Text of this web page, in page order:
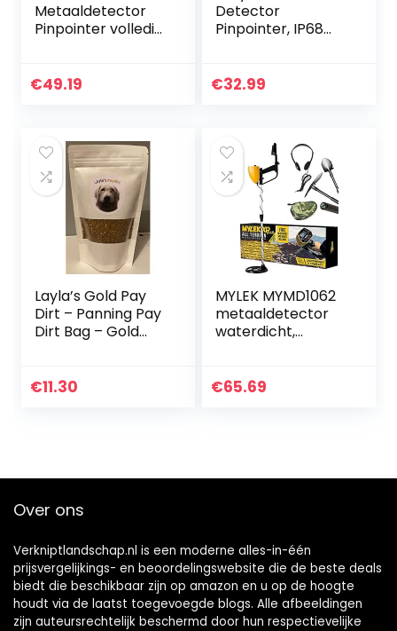
Metaaldetector
Pinpointer volledig
meter onderwater
€49.19
Detector
Pinpointer, IP68
Metalen Detectie
€32.99
Layla’s Gold Pay
Dirt – Panning Pay
Dirt Bag – Gold
€11.30
MYLEK MYMD1062
metaaldetector
waterdicht,
schop &
€65.69
Over ons
Verkniptlandschap.nl is een moderne alles-in-één
prijsvergelijkings- en beoordelingswebsite die de beste deals
biedt die beschikbaar zijn op amazon en u op de hoogte
houdt via de laatst toegevoegde blogs. Alle afbeeldingen
zijn auteursrechtelijk beschermd door hun respectievelijke